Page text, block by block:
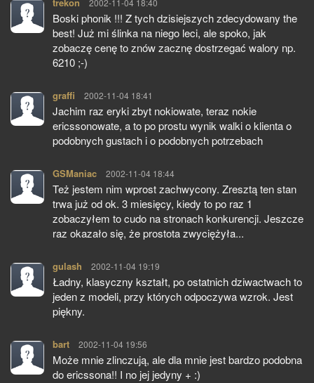
2002-11-04 18:40
Boski phonik !!! Z tych dzisiejszych zdecydowany the
best! Już mi ślinka na niego leci, ale spoko, jak
zobaczę cenę to znów zacznę dostrzegać walory np.
6210 ;-)
graffi pisze:
2002-11-04 18:41
Jachim raz eryki zbyt nokiowate, teraz nokie
ericssonowate, a to po prostu wynik walki o klienta o
podobnych gustach i o podobnych potrzebach
GSManiac pisze:
2002-11-04 18:44
Też jestem nim wprost zachwycony. Zresztą ten stan
trwa już od ok. 3 miesięcy, kiedy to po raz 1
zobaczyłem to cudo na stronach konkurencji. Jeszcze
raz okazało się, że prostota zwyciężyła...
gulash pisze:
2002-11-04 19:19
Ładny, klasyczny kształt, po ostatnich dziwactwach to
jeden z modeli, przy których odpoczywa wzrok. Jest
piękny.
bart pisze:
2002-11-04 19:56
Może mnie zlinczują, ale dla mnie jest bardzo podobna
do ericssona!! I no jej jedyny + :)